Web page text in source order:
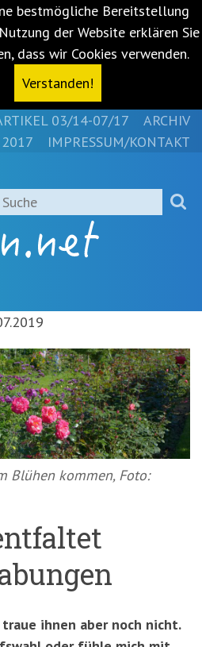
bestmögliche Bereitstellung
der Website erklären Sie
dass wir Cookies verwenden.
Verstanden!
03/14-07/17
ARCHIV
2017
IMPRESSUM/KONTAKT
Suche
Blühen kommen, Foto:
ihnen aber noch nicht.